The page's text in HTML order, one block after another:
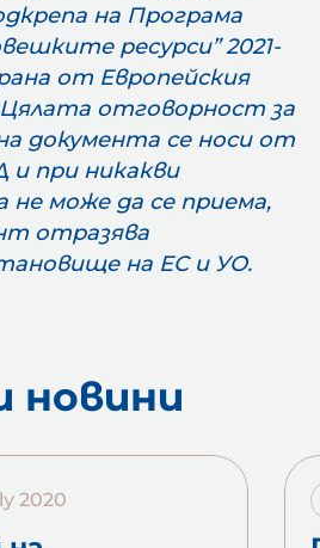
на Програма
ресурси” 2021-
от Европейския
Цялата отговорност за
документа се носи от
при никакви
може да се приема,
отразява
на ЕС и УО.
новини
2020